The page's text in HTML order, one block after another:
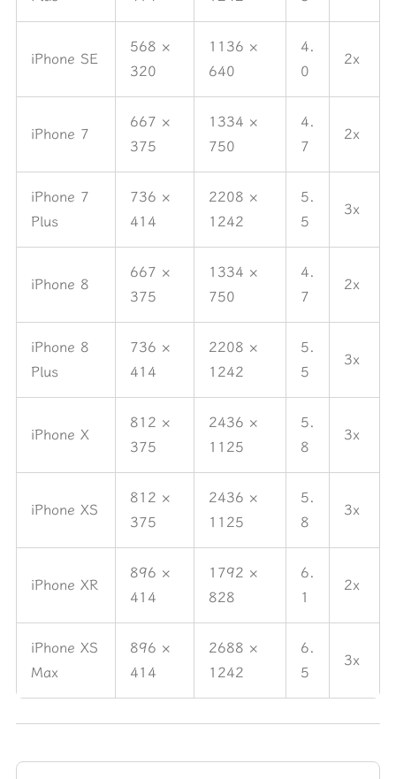
iPhone SE
568 ×
320
1136 ×
640
4.
0
2x
iPhone 7
667 ×
375
1334 ×
750
4.
7
2x
iPhone 7
Plus
736 ×
414
2208 ×
1242
5.
5
3x
iPhone 8
667 ×
375
1334 ×
750
4.
7
2x
iPhone 8
Plus
736 ×
414
2208 ×
1242
5.
5
3x
iPhone X
812 ×
375
2436 ×
1125
5.
8
3x
iPhone XS
812 ×
375
2436 ×
1125
5.
8
3x
iPhone XR
896 ×
414
1792 ×
828
6.
1
2x
iPhone XS
Max
896 ×
414
2688 ×
1242
6.
5
3x